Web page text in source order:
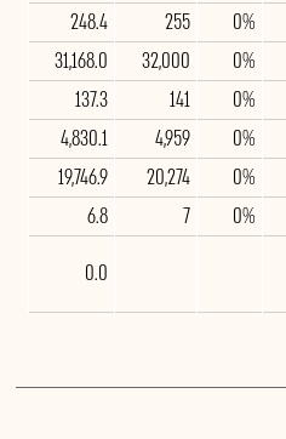
0%
255
248.4
0%
32,000
31,168.0
0%
141
137.3
0%
4,959
4,830.1
0%
20,274
19,746.9
0%
7
6.8
0.0